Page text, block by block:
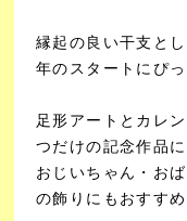
縁起の良い干支と
年のスタートにぴっ
足形アートとカレ
つだけの記念作品に
おじいちゃん・お
の飾りにもおすす